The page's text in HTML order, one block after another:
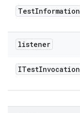
TestInformation
listener
ITestInvocation